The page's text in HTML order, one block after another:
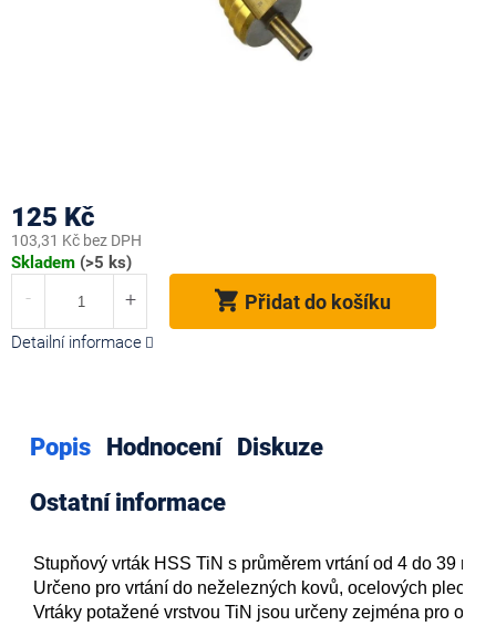
125 Kč
103,31 Kč bez DPH
Měrná
Skladem (>5 ks)
Přidat do košíku
Detailní informace
Popis Hodnocení
Diskuze
Ostatní informace
Stupňový vrták HSS TiN s průměrem vrtání od 4 do 39 mm.
Určeno pro vrtání do neželezných kovů, ocelových
Vrtáky potažené vrstvou TiN jsou určeny zejména pro